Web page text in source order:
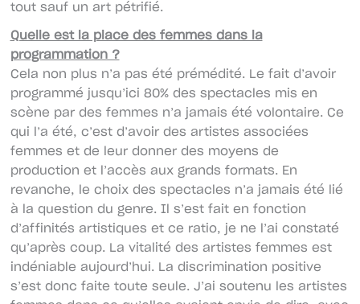
tout sauf un art pétrifié.
Quelle est la place des femmes dans la
programmation ?
Cela non plus n’a pas été prémédité. Le fait d’avoir
programmé jusqu’ici 80% des spectacles mis en
scène par des femmes n’a jamais été volontaire. Ce
qui l’a été, c’est d’avoir des artistes associées
femmes et de leur donner des moyens de
production et l’accès aux grands formats. En
revanche, le choix des spectacles n’a jamais été lié
à la question du genre. Il s’est fait en fonction
d’affinités artistiques et ce ratio, je ne l’ai constaté
qu’après coup. La vitalité des artistes femmes est
indéniable aujourd’hui. La discrimination positive
s’est donc faite toute seule. J’ai soutenu les artistes